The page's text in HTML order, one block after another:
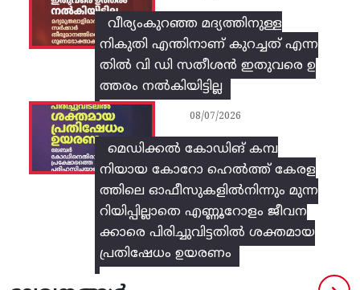
വീര്യംകുറഞ്ഞ മദ്യത്തിനുള്ള
നികുതി എന്തിനാണ് കുറച്ചത് എന്ന
തിൽ വി ഡി സതീശൻ ഇതുവരെ ഉ
ത്തരം നൽകിയിട്ടില്ല
മെഡിക്കൽ കോഡിങ് കമ്പ
നിയായ കോറോ ഹെൽത്ത് കേരള
ത്തിലെ ഓഫീസുകളിൽനിന്നും മുന്ന
റിയിപ്പില്ലാതെ എണ്ണൂറോളം ജീവന
ക്കാരെ പിരിച്ചുവിട്ടതിൽ‌ ശക്തമായ
പ്രതിഷേധം ഉയരണം
08/07/2026